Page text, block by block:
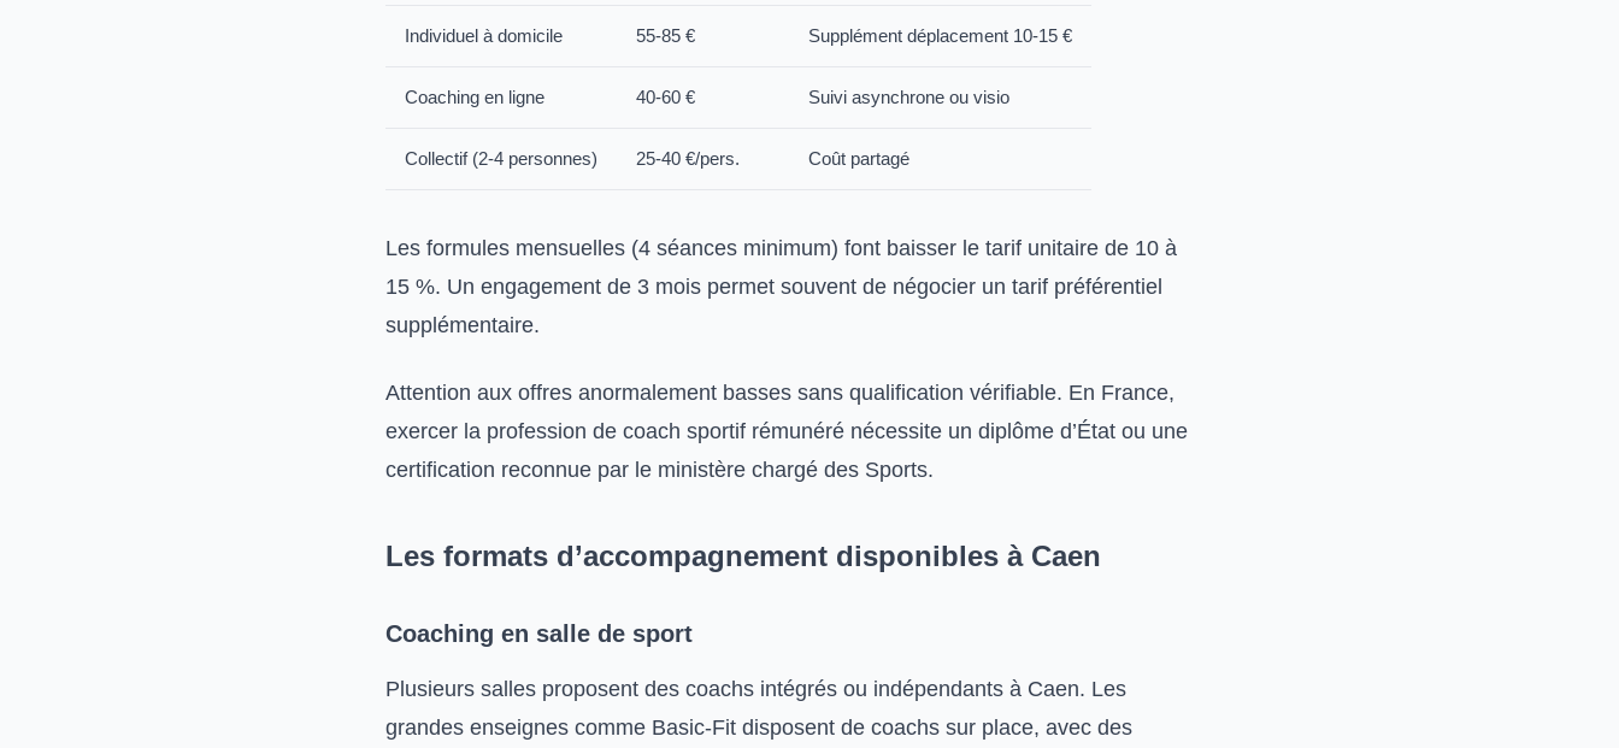
Individuel à domicile 55-85 € Supplément déplacement 10-15 €
Coaching en ligne 40-60 € Suivi asynchrone ou visio
Collectif (2-4 personnes) 25-40 €/pers. Coût partagé
Les formules mensuelles (4 séances minimum) font baisser le tarif unitaire de 10 à
15 %. Un engagement de 3 mois permet souvent de négocier un tarif préférentiel
supplémentaire.
Attention aux offres anormalement basses sans qualification vérifiable. En France,
exercer la profession de coach sportif rémunéré nécessite un diplôme d’État ou une
certification reconnue par le ministère chargé des Sports.
Les formats d’accompagnement disponibles à Caen
Coaching en salle de sport
Plusieurs salles proposent des coachs intégrés ou indépendants à Caen. Les
grandes enseignes comme Basic-Fit disposent de coachs sur place, avec des